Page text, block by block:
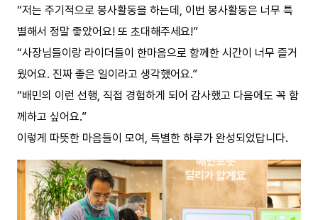
“저는 주기적으로 봉사활동을 하는데, 이번 봉사활동은 너무 특
별해서 정말 좋았어요! 또 초대해주세요!”
“사장님들이랑 라이더들이 한마음으로 함께한 시간이 너무 즐거
웠어요. 진짜 좋은 일이라고 생각했어요.”
“배민의 이런 선행, 직접 경험하게 되어 감사했고 다음에도 꼭 함
께하고 싶어요.”
이렇게 따뜻한 마음들이 모여, 특별한 하루가 완성되었답니다.